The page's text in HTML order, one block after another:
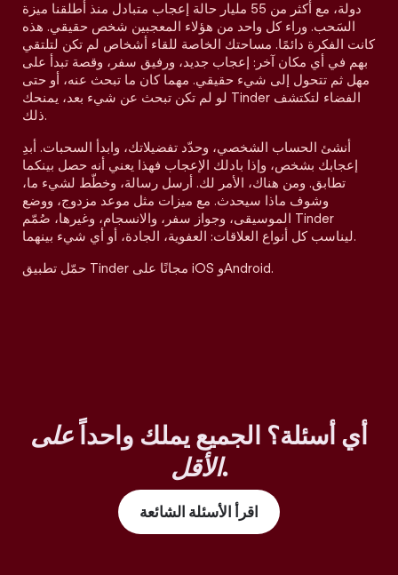
دولة، مع أكثر من 55 مليار حالة إعجاب متبادل منذ أطلقنا ميزة
السَحب. وراء كل واحد من هؤلاء المعجبين شخص حقيقي. هذه
كانت الفكرة دائمًا. مساحتك الخاصة للقاء أشخاص لم تكن لتلتقي
بهم في أي مكان آخر: إعجاب جديد، ورفيق سفر، وقصة تبدأ على
مهل ثم تتحول إلى شيء حقيقي. مهما كان ما تبحث عنه، أو حتى
لو لم تكن تبحث عن شيء بعد، يمنحك Tinder الفضاء لتكتشف
ذلك.
أنشئ الحساب الشخصي، وحدّد تفضيلاتك، وابدأ السحبات. أبدِ
إعجابك بشخص، وإذا بادلك الإعجاب فهذا يعني أنه حصل بينكما
تطابق. ومن هناك، الأمر لك. أرسل رسالة، وخطّط لشيء ما،
وشوف ماذا سيحدث. مع ميزات مثل موعد مزدوج، ووضع
الموسيقى، وجواز سفر، والانسجام، وغيرها، صُمّم Tinder
ليناسب كل أنواع العلاقات: العفوية، الجادة، أو أي شيء بينهما.
حمّل تطبيق Tinder مجانًا على iOS وAndroid.
أي أسئلة؟ الجميع يملك واحداً على
الأقل.
اقرأ الأسئلة الشائعة